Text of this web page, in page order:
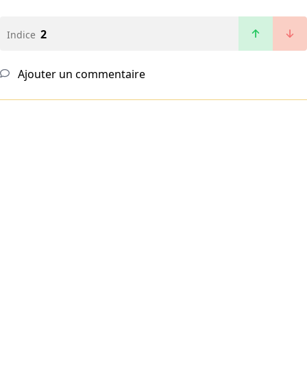
Indice 2
Ajouter un commentaire